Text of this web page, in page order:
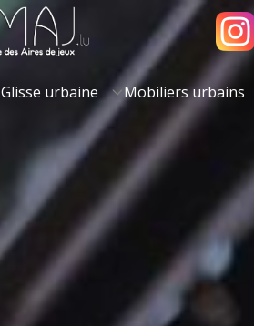
Glisse urbaine Mobiliers urbains